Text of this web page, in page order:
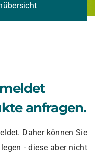
anfragen.
Daher können Sie
- diese aber nicht